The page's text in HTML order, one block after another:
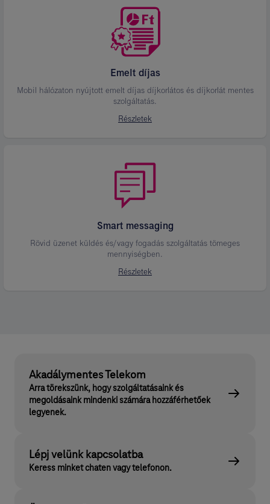
Emelt díjas
Mobil hálózaton nyújtott emelt díjas díjkorlátos és díjkorlát mentes
szolgáltatás.
Részletek
Smart messaging
Rövid üzenet küldés és/vagy fogadás szolgáltatás tömeges
mennyiségben.
Részletek
Akadálymentes Telekom
Arra törekszünk, hogy szolgáltatásaink és
megoldásaink mindenki számára hozzáférhetőek
legyenek.
Lépj velünk kapcsolatba
Keress minket chaten vagy telefonon.